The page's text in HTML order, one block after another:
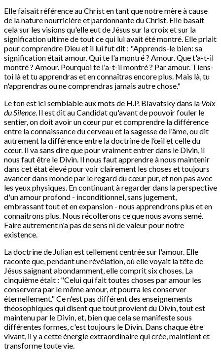
Elle faisait référence au Christ en tant que notre mère à cause
de la nature nourricière et pardonnante du Christ. Elle basait
cela sur les visions qu'elle eut de Jésus sur la croix et sur la
signification ultime de tout ce qui lui avait été montré. Elle priait
pour comprendre Dieu et il lui fut dit : "Apprends-le bien: sa
signification était amour. Qui te l'a montré ? Amour. Que t'a-t-il
montré ? Amour. Pourquoi te l'a-t-il montré ? Par amour. Tiens-
toi là et tu apprendras et en connaîtras encore plus. Mais là, tu
n'apprendras ou ne comprendras jamais autre chose."
Le ton est ici semblable aux mots de H.P. Blavatsky dans la Voix
du Silence . Il est dit au Candidat qu'avant de pouvoir fouler le
sentier, on doit avoir un cœur pur et comprendre la différence
entre la connaissance du cerveau et la sagesse de l'âme, ou dit
autrement la différence entre la doctrine de l’œil et celle du
cœur. Il va sans dire que pour vraiment entrer dans le Divin, il
nous faut être le Divin. Il nous faut apprendre à nous maintenir
dans cet état élevé pour voir clairement les choses et toujours
avancer dans monde par le regard du cœur pur, et non pas avec
les yeux physiques. En continuant à regarder dans la perspective
d'un amour profond - inconditionnel, sans jugement,
embrassant tout et en expansion - nous apprendrons plus et en
connaîtrons plus. Nous récolterons ce que nous avons semé.
Faire autrement n'a pas de sens ni de valeur pour notre
existence.
La doctrine de Julian est tellement centrée sur l'amour. Elle
raconte que, pendant une révélation, où elle voyait la tête de
Jésus saignant abondamment, elle comprit six choses. La
cinquième était : "Celui qui fait toutes choses par amour les
conservera par le même amour, et pourra les conserver
éternellement." Ce n'est pas différent des enseignements
théosophiques qui disent que tout provient du Divin, tout est
maintenu par le Divin, et, bien que cela se manifeste sous
différentes formes, c'est toujours le Divin. Dans chaque être
vivant, il y a cette énergie extraordinaire qui crée, maintient et
transforme toute vie.